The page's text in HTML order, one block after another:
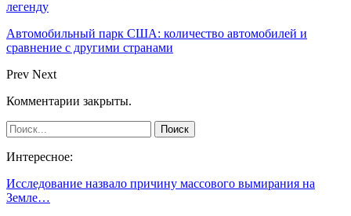
легенду
Автомобильный парк США: количество автомобилей и
сравнение с другими странами
Prev Next
Комментарии закрыты.
Интересное:
Исследование назвало причину массового вымирания на
Земле…